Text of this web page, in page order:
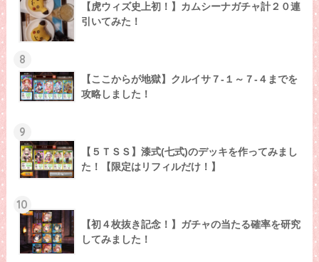
【虎ウィズ史上初！】カムシーナガチャ計２０連
引いてみた！
8
【ここからが地獄】クルイサ７-１～７-４までを
攻略しました！
9
【５ＴＳＳ】漆式(七式)のデッキを作ってみまし
た！【限定はリフィルだけ！】
10
【初４枚抜き記念！】ガチャの当たる確率を研究
してみました！